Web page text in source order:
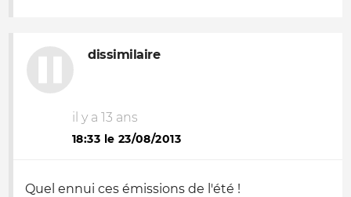
dissimilaire
il y a 13 ans
18:33 le 23/08/2013
Quel ennui ces émissions de l'été !